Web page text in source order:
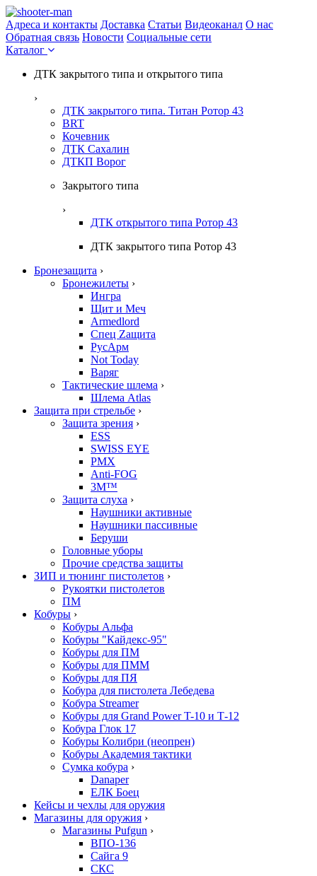
Адреса и контакты Доставка Статьи Видеоканал О нас
Обратная связь Новости Социальные сети
Каталог
ДТК закрытого типа и открытого типа
›
ДТК закрытого типа. Титан Ротор 43
BRT
Кочевник
ДТК Сахалин
ДТКП Ворог
Закрытого типа
›
ДТК открытого типа Ротор 43
ДТК закрытого типа Ротор 43
Бронезащита ›
Бронежилеты ›
Ингра
Щит и Меч
Armedlord
Спец Zащита
РусАрм
Not Today
Варяг
Тактические шлема ›
Шлема Atlas
Защита при стрельбе ›
Защита зрения ›
ESS
SWISS EYE
PMX
Anti-FOG
3M™
Защита слуха ›
Наушники активные
Наушники пассивные
Беруши
Головные уборы
Прочие средства защиты
ЗИП и тюнинг пистолетов ›
Рукоятки пистолетов
ПМ
Кобуры ›
Кобуры Альфа
Кобуры "Кайдекс-95"
Кобуры для ПМ
Кобуры для ПММ
Кобуры для ПЯ
Кобура для пистолета Лебедева
Кобура Streamer
Кобуры для Grand Power T-10 и Т-12
Кобура Глок 17
Кобуры Колибри (неопрен)
Кобуры Академия тактики
Сумка кобура ›
Danaper
ЕЛК Боец
Кейсы и чехлы для оружия
Магазины для оружия ›
Магазины Pufgun ›
ВПО-136
Сайга 9
СКС